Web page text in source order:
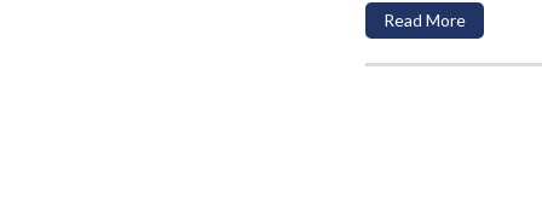
Read More